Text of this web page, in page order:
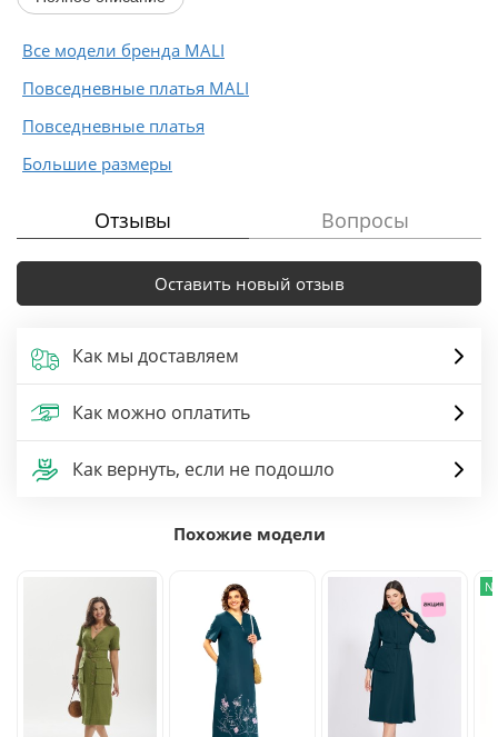
Все модели бренда MALI
Повседневные платья MALI
Повседневные платья
Большие размеры
Отзывы Вопросы
Оставить новый отзыв
Как мы доставляем
Как можно оплатить
Как вернуть, если не подошло
Похожие модели